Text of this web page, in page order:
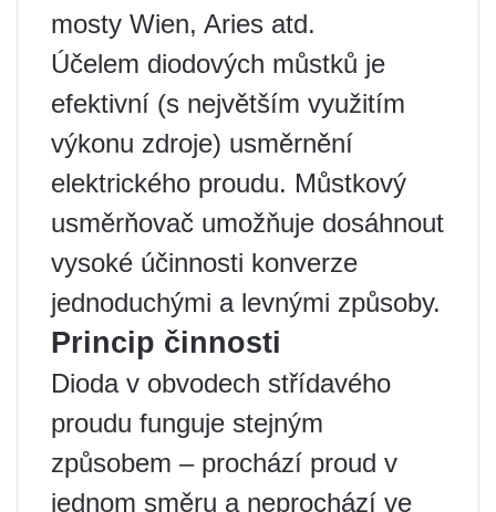
mosty Wien, Aries atd.
Účelem diodových můstků je
efektivní (s největším využitím
výkonu zdroje) usměrnění
elektrického proudu. Můstkový
usměrňovač umožňuje dosáhnout
vysoké účinnosti konverze
jednoduchými a levnými způsoby.
Princip činnosti
Dioda v obvodech střídavého
proudu funguje stejným
způsobem – prochází proud v
jednom směru a neprochází ve